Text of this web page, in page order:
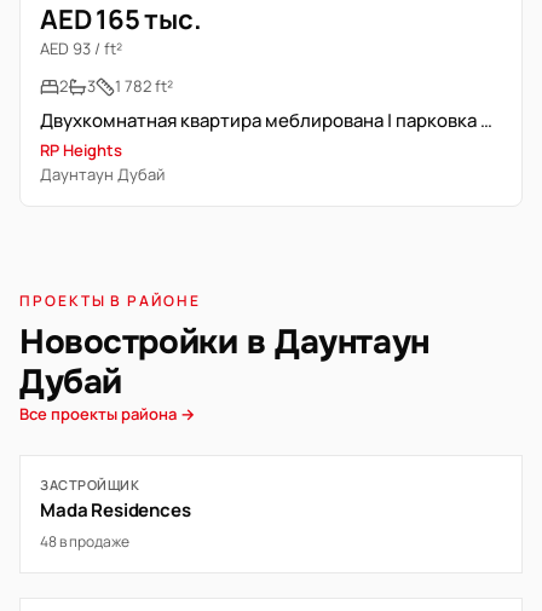
AED 165 тыс.
AED 93 / ft²
2
3 1 782 ft²
Двухкомнатная квартира меблирована | парковка не включена
RP Heights
Даунтаун Дубай
ПРОЕКТЫ В РАЙОНЕ
Новостройки в Даунтаун
Дубай
Все проекты района →
ЗАСТРОЙЩИК
Mada Residences
48 в продаже